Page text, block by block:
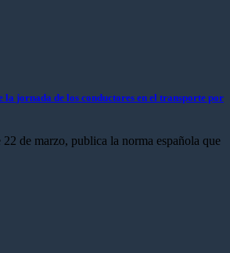
la jornada de los conductores en el transporte por
de marzo, publica la norma española que